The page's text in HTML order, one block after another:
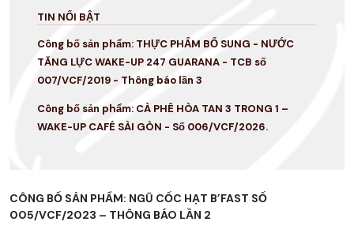
TIN NỔI BẬT
Công bố sản phẩm: THỰC PHẨM BỔ SUNG - NƯỚC
TĂNG LỰC WAKE-UP 247 GUARANA - TCB số
007/VCF/2019 - Thông báo lần 3
Công bố sản phẩm: CÀ PHÊ HÒA TAN 3 TRONG 1 –
WAKE-UP CAFÉ SÀI GÒN - Số 006/VCF/2026.
CÔNG BỐ SẢN PHẨM: NGŨ CỐC HẠT B’FAST SỐ
005/VCF/2023 – THÔNG BÁO LẦN 2